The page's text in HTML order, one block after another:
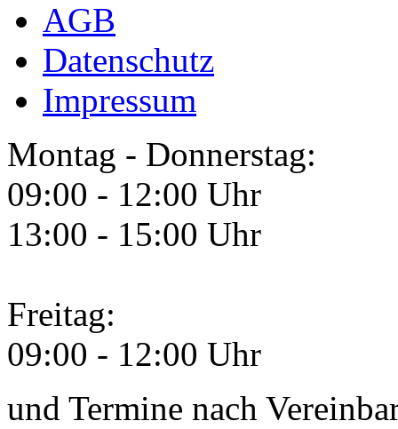
AGB
Datenschutz
Impressum
Montag - Donnerstag:
09:00 - 12:00 Uhr
13:00 - 15:00 Uhr
Freitag:
09:00 - 12:00 Uhr
und Termine nach